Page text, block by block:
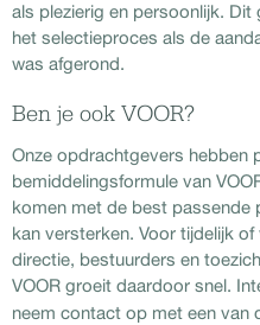
als plezierig en persoonlijk.
het selectieproces als de
was afgerond.
Ben je ook VOOR?
Onze opdrachtgevers hebben
bemiddelingsformule van
komen met de best passende
kan versterken. Voor tijdelijk
directie, bestuurders en
VOOR groeit daardoor snel.
neem contact op met een van